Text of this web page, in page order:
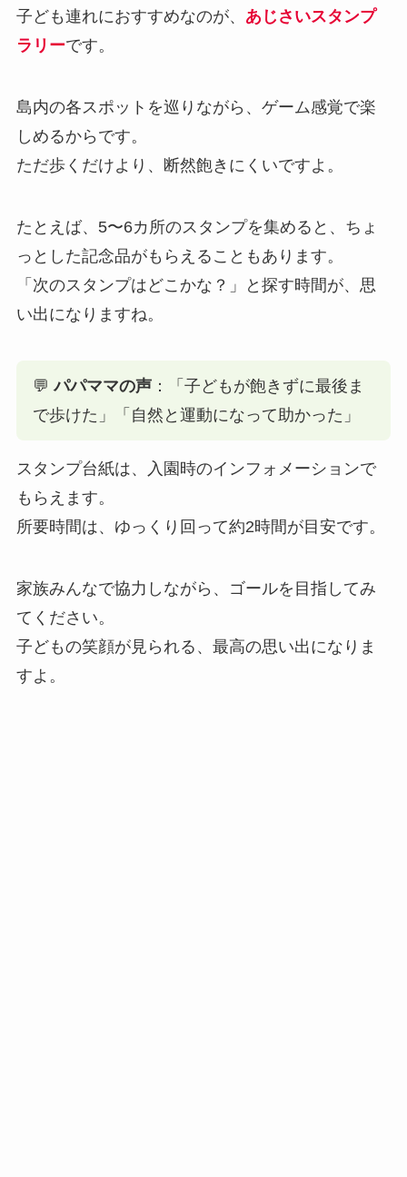
子ども連れにおすすめなのが、 あじさいスタンプ
ラリーです。
島内の各スポットを巡りながら、ゲーム感覚で楽
しめるからです。
ただ歩くだけより、断然飽きにくいですよ。
たとえば、5〜6カ所のスタンプを集めると、ちょ
っとした記念品がもらえることもあります。
「次のスタンプはどこかな？」と探す時間が、思
い出になりますね。
💬パパママの声：「子どもが飽きずに最後ま
で歩けた」「自然と運動になって助かった」
スタンプ台紙は、入園時のインフォメーションで
もらえます。
所要時間は、ゆっくり回って約2時間が目安です。
家族みんなで協力しながら、ゴールを目指してみ
てください。
子どもの笑顔が見られる、最高の思い出になりま
すよ。